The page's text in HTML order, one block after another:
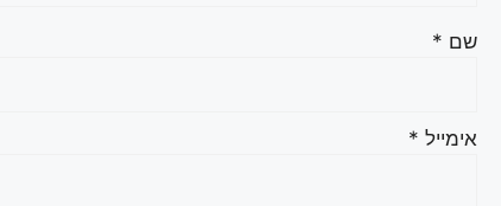
שם *
אימייל *